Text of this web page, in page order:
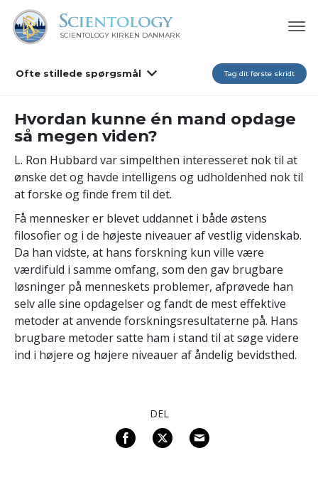
SCIENTOLOGY KIRKEN DANMARK
Ofte stillede spørgsmål Tag dit første skridt
Hvordan kunne én mand opdage
så megen viden?
L. Ron Hubbard var simpelthen interesseret nok til at
ønske det og havde intelligens og udholdenhed nok til
at forske og finde frem til det.
Få mennesker er blevet uddannet i både østens
filosofier og i de højeste niveauer af vestlig videnskab.
Da han vidste, at hans forskning kun ville være
værdifuld i samme omfang, som den gav brugbare
løsninger på menneskets problemer, afprøvede han
selv alle sine opdagelser og fandt de mest effektive
metoder at anvende forskningsresultaterne på. Hans
brugbare metoder satte ham i stand til at søge videre
ind i højere og højere niveauer af åndelig bevidsthed.
DEL